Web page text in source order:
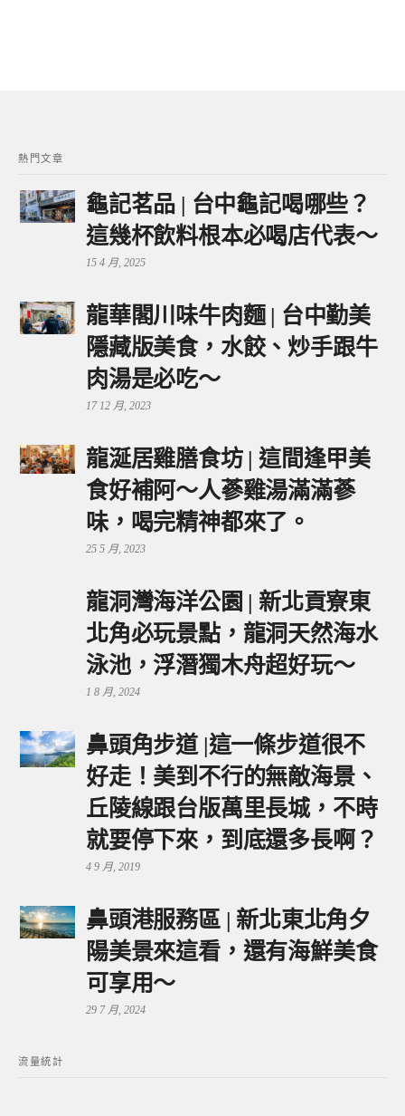
熱門文章
龜記茗品 | 台中龜記喝哪些？
這幾杯飲料根本必喝店代表～
15 4 月, 2025
龍華閣川味牛肉麵 | 台中勤美
隱藏版美食，水餃、炒手跟牛
肉湯是必吃～
17 12 月, 2023
龍涎居雞膳食坊 | 這間逢甲美
食好補阿～人蔘雞湯滿滿蔘
味，喝完精神都來了。
25 5 月, 2023
龍洞灣海洋公園 | 新北貢寮東
北角必玩景點，龍洞天然海水
泳池，浮潛獨木舟超好玩～
1 8 月, 2024
鼻頭角步道 |這一條步道很不
好走！美到不行的無敵海景、
丘陵線跟台版萬里長城，不時
就要停下來，到底還多長啊？
4 9 月, 2019
鼻頭港服務區 | 新北東北角夕
陽美景來這看，還有海鮮美食
可享用～
29 7 月, 2024
流量統計